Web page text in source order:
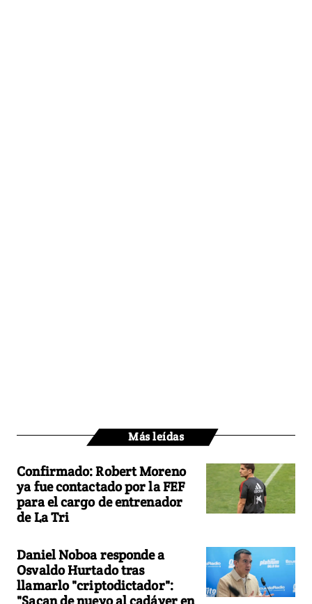
Más leídas
Confirmado: Robert Moreno
ya fue contactado por la FEF
para el cargo de entrenador
de La Tri
Daniel Noboa responde a
Osvaldo Hurtado tras
llamarlo "criptodictador":
"Sacan de nuevo al cadáver en